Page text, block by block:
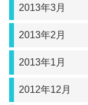
2013年3月
2013年2月
2013年1月
2012年12月